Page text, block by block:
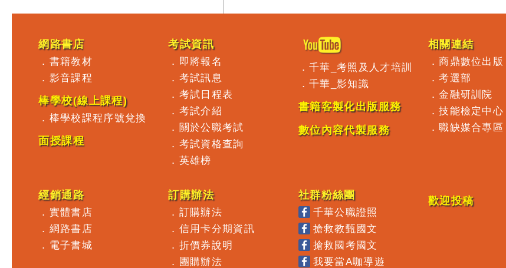
精選歷屆
(理財規劃
網路書店
． 書籍教材
． 影音課程
棒學校(線上課程)
． 棒學校課程序號兌換
面授課程
考試資訊
． 即將報名
． 考試訊息
． 考試日程表
． 考試介紹
． 關於公職考試
． 考試資格查詢
． 英雄榜
．千華_考照及人才培訓
．千華_影知識
書籍客製化出版服務
數位內容代製服務
相關連結
．商鼎數位出版
．考選部
．金融研訓院
．技能檢定中心
．職缺媒合專區
經銷通路
． 實體書店
． 網路書店
． 電子書城
訂購辦法
． 訂購辦法
． 信用卡分期資訊
． 折價券說明
．
團購辦法
社群粉絲團
千華公職證照
搶救教甄國文
搶救國考國文
我要當A咖導遊
歡迎投稿